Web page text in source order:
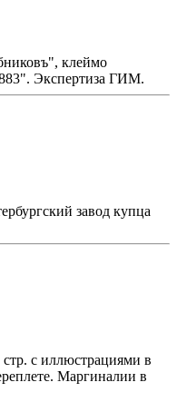
клеймо
Экспертиза ГИМ.
завод купца
с иллюстрациями в
Маргиналии в